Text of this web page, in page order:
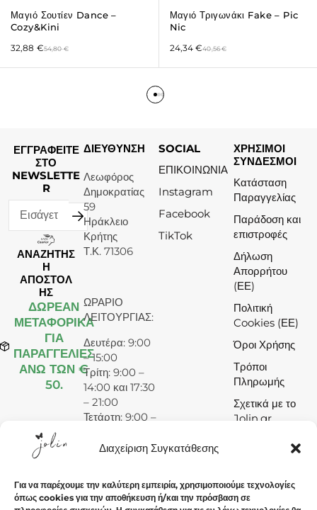
Διαχείριση Συγκατάθεσης
Για να παρέχουμε την καλύτερη εμπειρία, χρησιμοποιούμε τεχνολογίες
όπως cookies για την αποθήκευση ή/και την πρόσβαση σε
Μαγιό Σουτίεν Dance –
Cozy&Kini
54,80€
32,88 €
Μαγιό Τριγωνάκι Fake – Pic
Nic
40,56€
24,34€
ΕΓΓΡΑΦΕΙΤΕ
ΣΤΟ
NEWSLETTE
R
ΑΝΑΖΗΤΗΣ
Η
ΑΠΟΣΤΟΛ
ΗΣ
ΔΩΡΕΆΝ
ΜΕΤΑΦΟΡΙΚΑ
ΓΙΑ
ΠΑΡΑΓΓΕΛΙΕΣ
ΑΝΩ ΤΩΝ €
50.
ΔΙΕΥΘΥΝΣΗ
Λεωφόρος
Δημοκρατίας
59
Ηράκλειο
Κρήτης
Τ.Κ. 71306
ΩΡΑΡΙΟ
ΛΕΙΤΟΥΡΓΙΑΣ:
Δευτέρα: 9:00
– 15:00
Τρίτη: 9:00 –
14:00 και 17:30
– 21:00
Τετάρτη: 9:00 –
Πέμπτη: 9:00 –
Παρασκευή:
9:00 – 14:00
SOCIAL
ΕΠΙΚΟΙΝΩΝΙΑ
Instagram
Facebook
TikTok
ΧΡΗΣΙΜΟΙ
ΣΥΝΔΕΣΜΟΙ
Κατάσταση
Παραγγελίας
Παράδοση και
επιστροφές
Δήλωση
Απορρήτου
(ΕΕ)
Πολιτική
Cookies (ΕΕ)
Όροι Χρήσης
Τρόποι
Πληρωμής
Σχετικά με το
Jolin.gr